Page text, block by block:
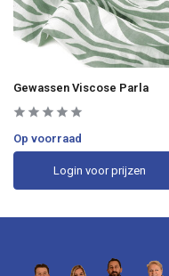
Gewassen Viscose Parla
Op voorraad
Login voor prijzen